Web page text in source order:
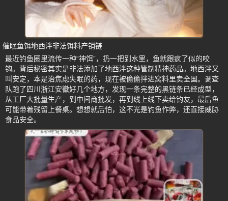
催眠鱼饵地西泮非法饵料产销链
最近钓鱼圈里流传一种“神饵”，扔一把到水里，鱼就跟疯了似的咬
钩。背后秘密其实是非法添加了地西泮这种管制精神药品。地西泮又
叫安定，本是治焦虑失眠的药，现在被偷偷拌进窝料里卖全国。调查
队跑了四川浙江安徽好几个地方，发现一条完整的黑链条已经成型，
从工厂大批量生产，到中间商批发，再到线上线下卖给钓友，最后鱼
可能带着残留上餐桌。想想就后怕，这不光是钓鱼作弊，还直接威胁
食品安全。